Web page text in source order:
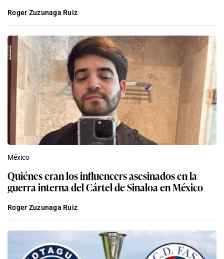
Roger Zuzunaga Ruiz
México
Quiénes eran los influencers asesinados en la
guerra interna del Cártel de Sinaloa en México
Roger Zuzunaga Ruiz